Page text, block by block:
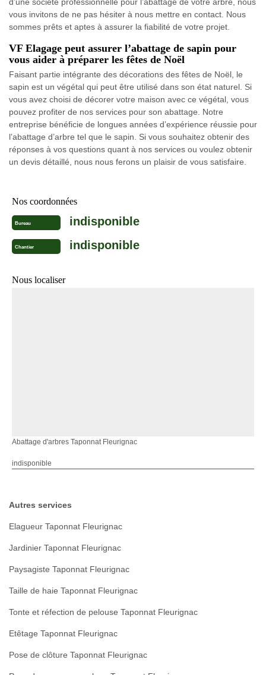
d’une société professionnelle pour l’abattage de votre arbre, nous
vous invitons de ne pas hésiter à nous mettre en contact. Nous
sommes prêts et aptes à assurer la fiabilité de votre projet.
VF Elagage peut assurer l’abattage de sapin pour
vous aider à préparer les fêtes de Noël
Faisant partie intégrante des décorations des fêtes de Noël, le
sapin est un végétal qui peut être utilisé dans son état naturel. Si
vous avez choisi de décorer votre maison avec ce végétal, vous
pouvez profiter de nos services pour son abattage. Notre
entreprise bénéficie de longues années d’expérience réussie pour
l’abattage d’arbre tel que le sapin. Si vous souhaitez obtenir des
réponses à vos questions quant à nos services ou voulez obtenir
un devis détaillé, nous nous ferons un plaisir de vous satisfaire.
Nos coordonnées
Bureau indisponible
Chantier indisponible
Nous localiser
Abattage d'arbres Taponnat Fleurignac
indisponible
Autres services
Elagueur Taponnat Fleurignac
Jardinier Taponnat Fleurignac
Paysagiste Taponnat Fleurignac
Taille de haie Taponnat Fleurignac
Tonte et réfection de pelouse Taponnat Fleurignac
Etêtage Taponnat Fleurignac
Pose de clôture Taponnat Fleurignac